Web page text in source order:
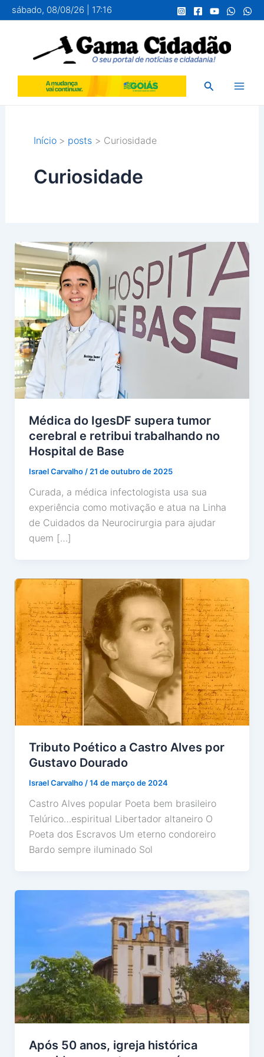
para
conteúdo
sábado, 08/08/26 | 17:16
Pesquisar
Início posts Curiosidade
Curiosidade
Médica do IgesDF supera tumor
cerebral e retribui trabalhando no
Hospital de Base
Israel Carvalho / 21 de outubro de 2025
Curada, a médica infectologista usa sua
experiência como motivação e atua na Linha
de Cuidados da Neurocirurgia para ajudar
quem […]
Tributo Poético a Castro Alves por
Gustavo Dourado
Israel Carvalho /14 de março de 2024
Castro Alves popular Poeta bem brasileiro
Telúrico…espiritual Libertador altaneiro O
Poeta dos Escravos Um eterno condoreiro
Bardo sempre iluminado Sol
Após 50 anos, igreja histórica